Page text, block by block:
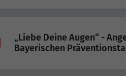
„Liebe Deine Augen“ -
Bayerischen